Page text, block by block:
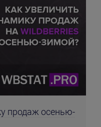
продаж осенью-